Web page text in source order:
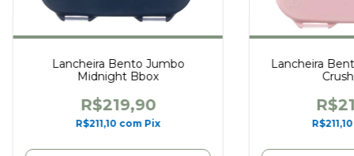
Lancheira Bento Jumbo
Midnight Bbox
R$219,90
R$211,10 com Pix
Lancheira